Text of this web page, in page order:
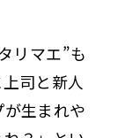
リマエ”も
司と新人
生まれや